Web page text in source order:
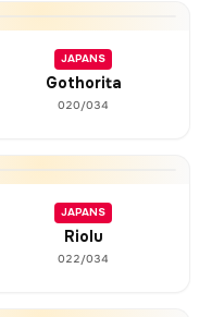
JAPANS
Gothorita
020/034
JAPANS
Riolu
022/034